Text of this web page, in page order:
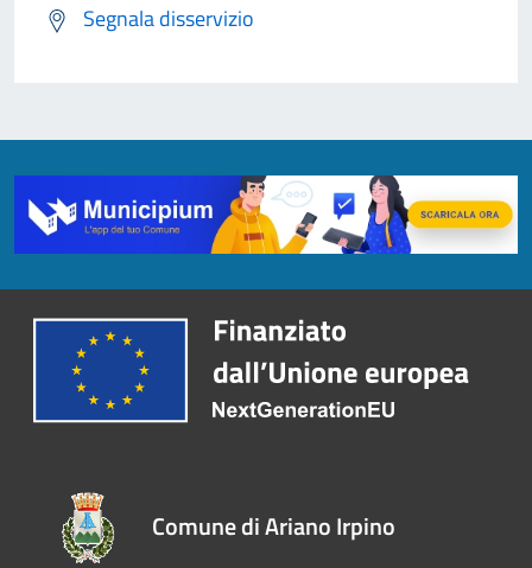
Segnala disservizio
Comune di Ariano Irpino